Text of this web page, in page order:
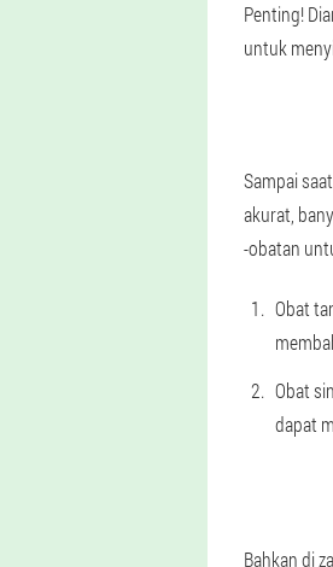
Penting!
untuk
Sampai
akurat,
-obatan
Obat
Obat
dapat
Bahkan di